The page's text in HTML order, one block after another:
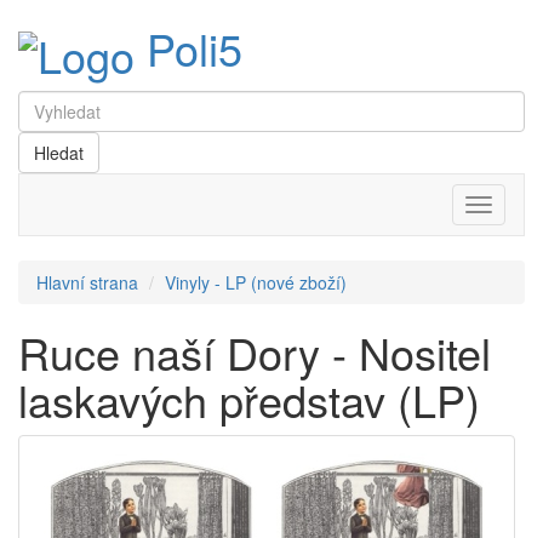
Poli5
Menu
Hlavní strana Vinyly - LP (nové zboží)
Ruce naší Dory - Nositel
laskavých představ (LP)